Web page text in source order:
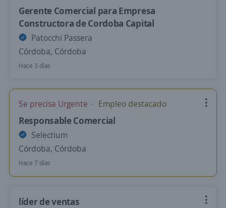
Gerente Comercial para Empresa
Constructora de Cordoba Capital
Patocchi Passera
Córdoba, Córdoba
Hace 3 días
Se precisa Urgente Empleo destacado
Responsable Comercial
Selectium
Córdoba, Córdoba
Hace 7 días
líder de ventas